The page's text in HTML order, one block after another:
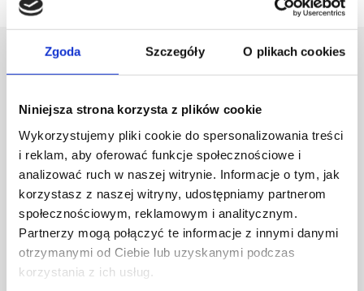
Zgoda Szczegóły O plikach cookies
Niniejsza strona korzysta z plików cookie
Wykorzystujemy pliki cookie do spersonalizowania treści
i reklam, aby oferować funkcje społecznościowe i
analizować ruch w naszej witrynie. Informacje o tym, jak
korzystasz z naszej witryny, udostępniamy partnerom
społecznościowym, reklamowym i analitycznym.
Partnerzy mogą połączyć te informacje z innymi danymi
otrzymanymi od Ciebie lub uzyskanymi podczas
korzystania z ich usług.
Karolina Zagrodzka